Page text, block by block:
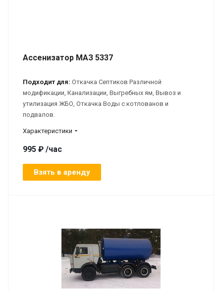
Ассенизатор МАЗ 5337
Подходит для: Откачка Септиков Различной
модификации, Канализации, Выгребных ям, Вывоз и
утилизация ЖБО, Откачка Воды с котлованов и
подвалов.
Характеристики
995 ₽ /час
Взять в аренду